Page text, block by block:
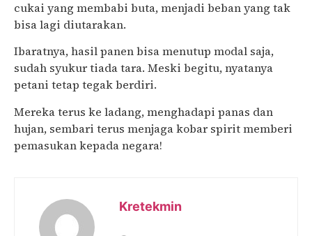
cukai yang membabi buta, menjadi beban yang tak
bisa lagi diutarakan.
Ibaratnya, hasil panen bisa menutup modal saja,
sudah syukur tiada tara. Meski begitu, nyatanya
petani tetap tegak berdiri.
Mereka terus ke ladang, menghadapi panas dan
hujan, sembari terus menjaga kobar spirit memberi
pemasukan kepada negara!
Kretekmin